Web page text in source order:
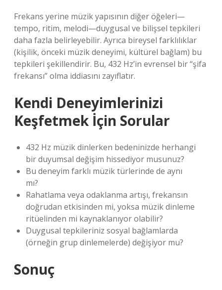
Frekans yerine müzik yapısının diğer öğeleri—
tempo, ritim, melodi—duygusal ve bilişsel tepkileri
daha fazla belirleyebilir. Ayrıca bireysel farklılıklar
(kişilik, önceki müzik deneyimi, kültürel bağlam) bu
tepkileri şekillendirir. Bu, 432 Hz’in evrensel bir “şifa
frekansı” olma iddiasını zayıflatır.
Kendi Deneyimlerinizi
Keşfetmek İçin Sorular
432 Hz müzik dinlerken bedeninizde herhangi
bir duyumsal değişim hissediyor musunuz?
Bu deneyim farklı müzik türlerinde de aynı
mı?
Rahatlama veya odaklanma artışı, frekansın
doğrudan etkisinden mi, yoksa müzik dinleme
ritüelinden mi kaynaklanıyor olabilir?
Duygusal tepkileriniz sosyal bağlamlarda
(örneğin grup dinlemelerde) değişiyor mu?
Sonuç